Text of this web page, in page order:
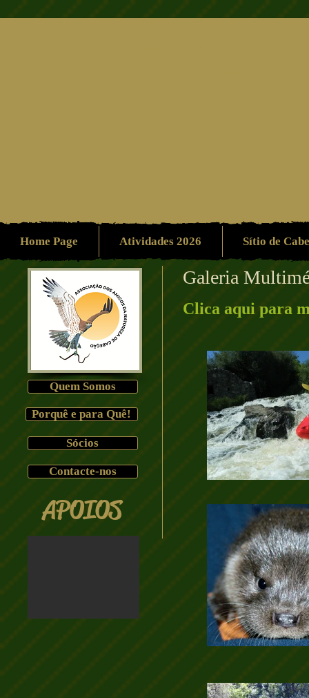
Home Page Atividades 2026 Sítio de
​Galeria
Clica aqui para
Quem Somos
Porquê e para Quê!
Sócios
Contacte-nos
APOIOS